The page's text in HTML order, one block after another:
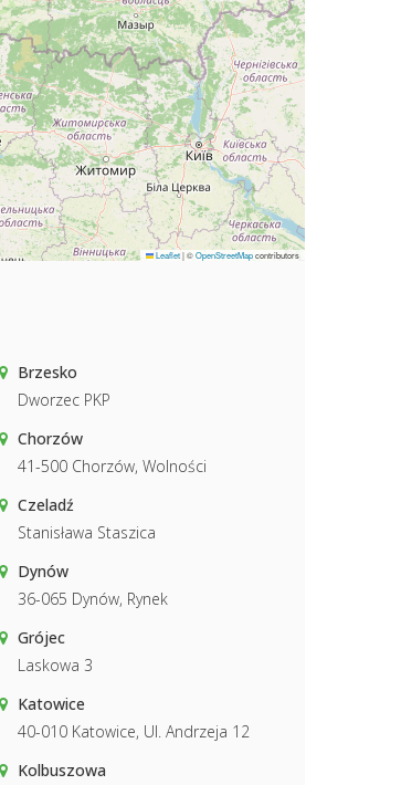
Leaflet|©OpenStreetMapcontributors
Brzesko
Dworzec PKP
Chorzów
41-500 Chorzów, Wolności
Czeladź
Stanisława Staszica
Dynów
36-065 Dynów, Rynek
Grójec
Laskowa 3
Katowice
40-010 Katowice, Ul. Andrzeja 12
Kolbuszowa